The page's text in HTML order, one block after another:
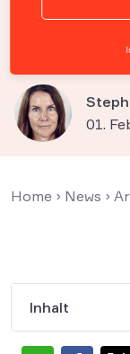
01.
Home › News ›
Inhalt